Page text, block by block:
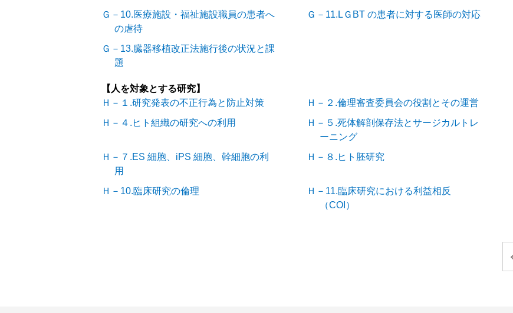
Ｇ－10.医療施設・福祉施設職員の患者へ
の虐待
Ｇ－11.LＧBT の患者に対する医師の対応
Ｇ－13.臓器移植改正法施行後の状況と課
題
【人を対象とする研究】
Ｈ－１.研究発表の不正行為と防止対策
Ｈ－２.倫理審査委員会の役割とその運営
Ｈ－４.ヒト組織の研究への利用
Ｈ－５.死体解剖保存法とサージカルトレ
ーニング
Ｈ－７.ES 細胞、iPS 細胞、幹細胞の利
用
Ｈ－８.ヒト胚研究
Ｈ－10.臨床研究の倫理
Ｈ－11.臨床研究における利益相反
（COI）